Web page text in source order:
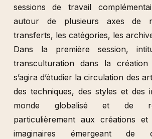
sessions de travail
autour de plusieurs axes de
transferts, les catégories, les
Dans la première session,
transculturation dans la
s’agira d’étudier la circulation des
des techniques, des styles et des
monde globalisé et de
particulièrement aux créations
imaginaires émergeant de